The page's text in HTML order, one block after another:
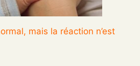
mais la réaction n’est